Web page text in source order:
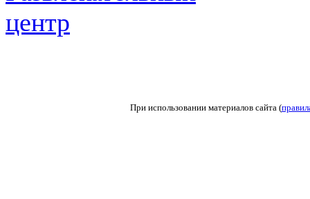
центр
При использовании материалов сайта (